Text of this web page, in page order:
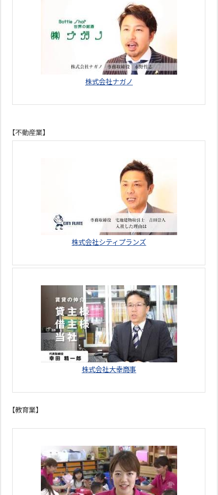
株式会社ナガノ
【不動産業】
株式会社シティプランズ
株式会社大幸商事
【教育業】